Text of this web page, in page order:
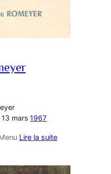
13 mars1967
Lire la suite